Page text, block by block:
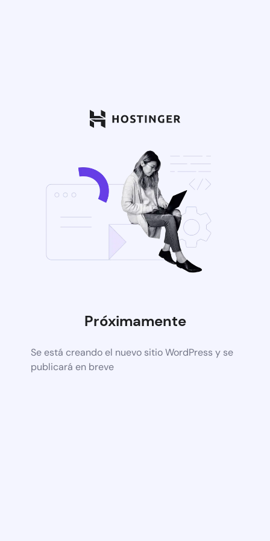
Próximamente
Se está creando el nuevo sitio WordPress y se
publicará en breve